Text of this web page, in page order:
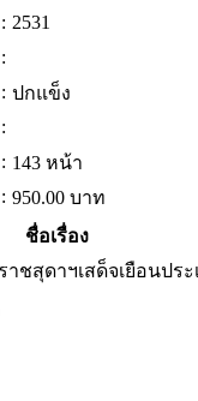
: 2531
:
: ปกแข็ง
:
: 143 หน้า
: 950.00 บาท
ชื่อเรื่อง
าชสุดาฯเสด็จเยือนปร